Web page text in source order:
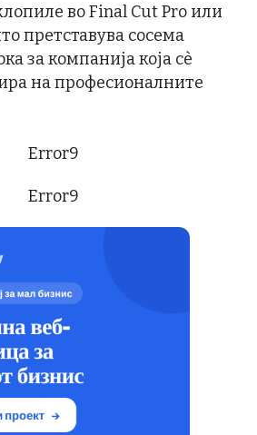
во Final Cut Pro или
претставува сосема
за компанија која сè
на професионалните
Error9
Error9